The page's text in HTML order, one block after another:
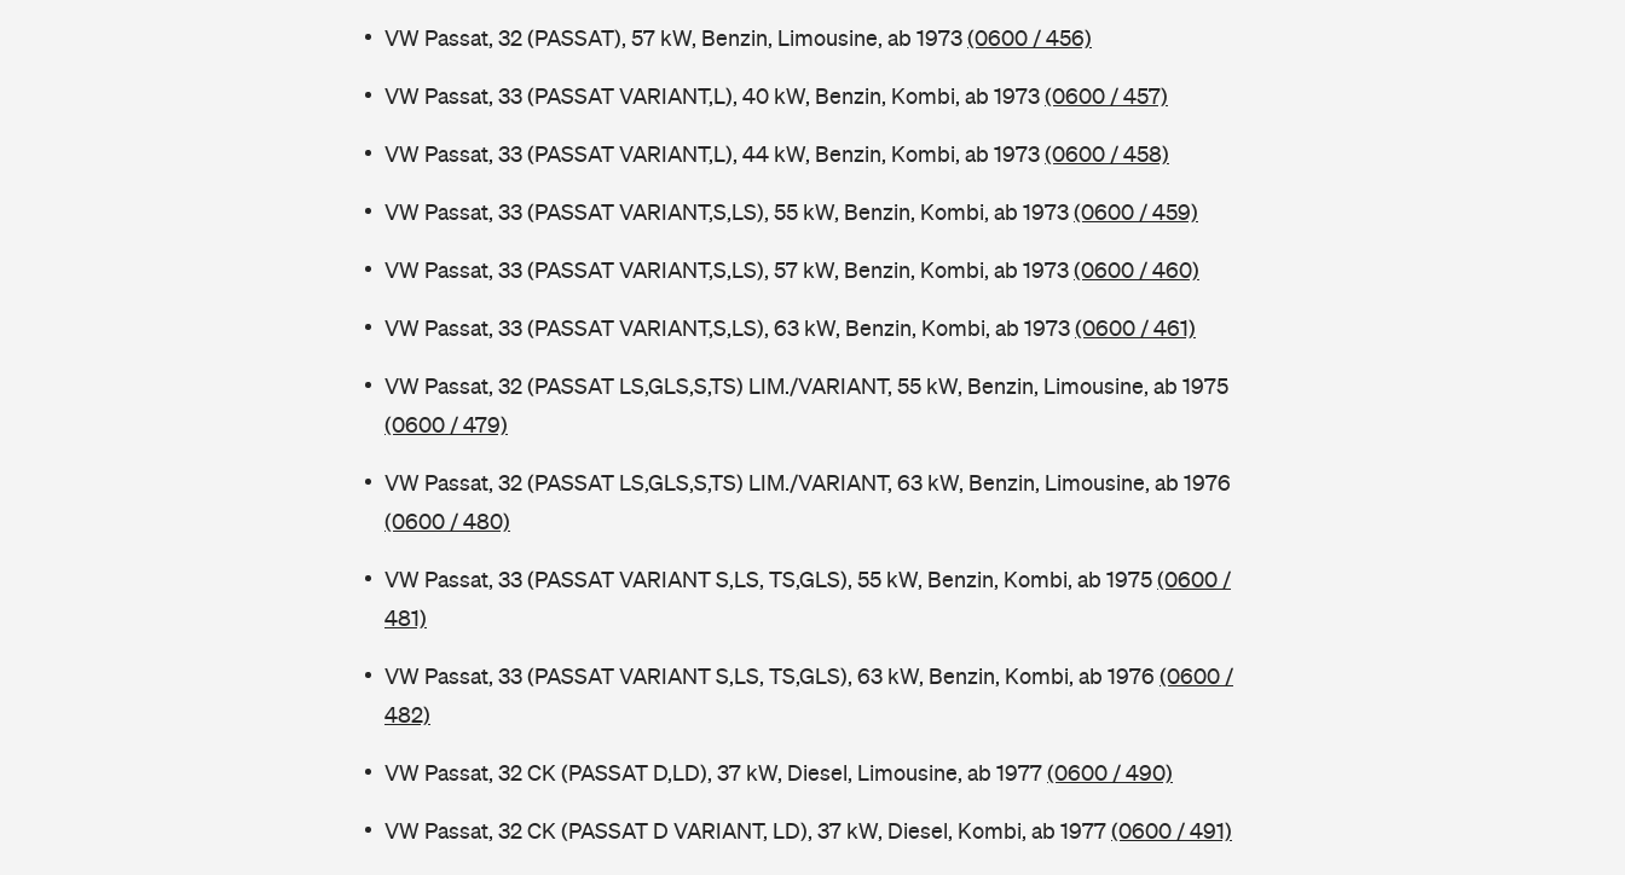
VW Passat, 32 (PASSAT), 57 kW, Benzin, Limousine, ab 1973(0600 / 456)
VW Passat, 33 (PASSAT VARIANT,L), 40 kW, Benzin, Kombi, ab 1973(0600 / 457)
VW Passat, 33 (PASSAT VARIANT,L), 44 kW, Benzin, Kombi, ab 1973(0600 / 458)
VW Passat, 33 (PASSAT VARIANT,S,LS), 55 kW, Benzin, Kombi, ab 1973(0600 / 459)
VW Passat, 33 (PASSAT VARIANT,S,LS), 57 kW, Benzin, Kombi, ab 1973(0600 / 460)
VW Passat, 33 (PASSAT VARIANT,S,LS), 63 kW, Benzin, Kombi, ab 1973(0600 / 461)
VW Passat, 32 (PASSAT LS,GLS,S,TS) LIM./VARIANT, 55 kW, Benzin, Limousine, ab 1975
(0600 / 479)
VW Passat, 32 (PASSAT LS,GLS,S,TS) LIM./VARIANT, 63 kW, Benzin, Limousine, ab 1976
(0600 / 480)
VW Passat, 33 (PASSAT VARIANT S,LS, TS,GLS), 55 kW, Benzin, Kombi, ab 1975(0600 /
481)
VW Passat, 33 (PASSAT VARIANT S,LS, TS,GLS), 63 kW, Benzin, Kombi, ab 1976 (0600 /
482)
VW Passat, 32 CK (PASSAT D,LD), 37 kW, Diesel, Limousine, ab 1977(0600 / 490)
VW Passat, 32 CK (PASSAT D VARIANT, LD), 37 kW, Diesel, Kombi, ab 1977(0600 / 491)